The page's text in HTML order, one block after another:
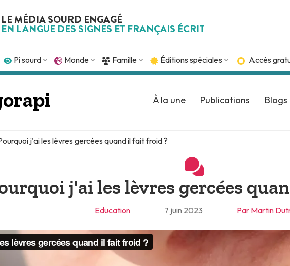
LE MÉDIA SOURD ENGAGÉ
EN LANGUE DES SIGNES ET FRANÇAIS ÉCRIT
Pi sourd Monde Famille Éditions spéciales Accès
À la une Publications Blogs
j'ai les lèvres gercées quand il fait froid ?
j'ai les lèvres gercées
Education 7 juin 2023 Par Martin